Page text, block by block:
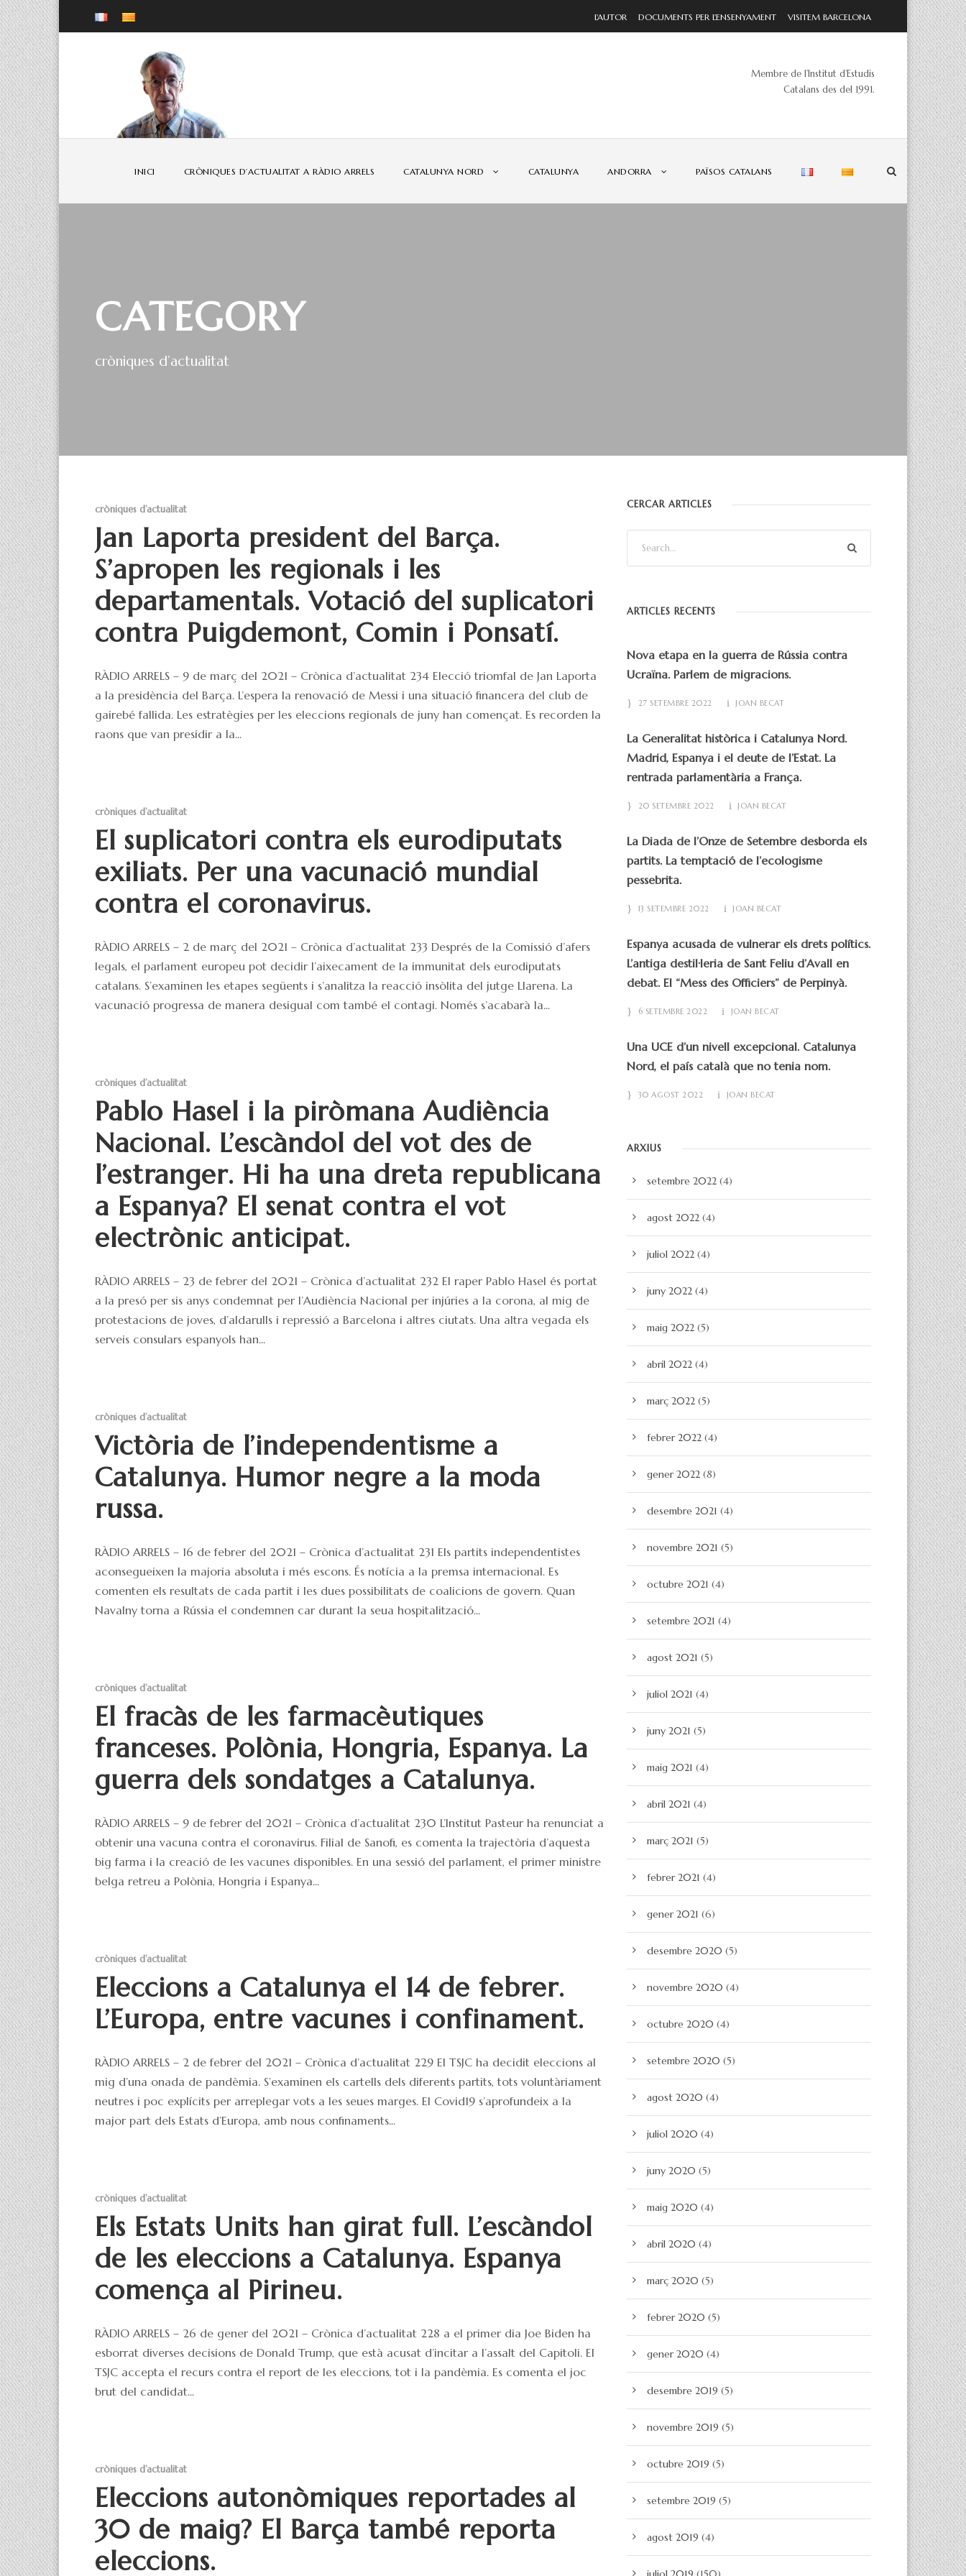
L'AUTOR DOCUMENTS PER L'ENSENYAMENT VISITEM BARCELONA
Membre de l’Institut d’Estudis
Catalans des del 1991.
INICI CRÒNIQUES D’ACTUALITAT A RÀDIO ARRELS CATALUNYA NORD CATALUNYA ANDORRA PAÏSOS CATALANS
CATEGORY
cròniques d’actualitat
cròniques d’actualitat
Jan Laporta president del Barça.
S’apropen les regionals i les
departamentals. Votació del suplicatori
contra Puigdemont, Comin i Ponsatí.
RÀDIO ARRELS – 9 de març del 2021 – Crònica d’actualitat 234 Elecció triomfal de Jan Laporta
a la presidència del Barça. L’espera la renovació de Messi i una situació financera del club de
gairebé fallida. Les estratègies per les eleccions regionals de juny han començat. Es recorden la
raons que van presidir a la...
cròniques d’actualitat
El suplicatori contra els eurodiputats
exiliats. Per una vacunació mundial
contra el coronavirus.
RÀDIO ARRELS – 2 de març del 2021 – Crònica d’actualitat 233 Després de la Comissió d’afers
legals, el parlament europeu pot decidir l’aixecament de la immunitat dels eurodiputats
catalans. S’examinen les etapes següents i s’analitza la reacció insòlita del jutge Llarena. La
vacunació progressa de manera desigual com també el contagi. Només s’acabarà la...
cròniques d’actualitat
Pablo Hasel i la piròmana Audiència
Nacional. L’escàndol del vot des de
l’estranger. Hi ha una dreta republicana
a Espanya? El senat contra el vot
electrònic anticipat.
RÀDIO ARRELS – 23 de febrer del 2021 – Crònica d’actualitat 232 El raper Pablo Hasel és portat
a la presó per sis anys condemnat per l’Audiència Nacional per injúries a la corona, al mig de
protestacions de joves, d’aldarulls i repressió a Barcelona i altres ciutats. Una altra vegada els
serveis consulars espanyols han...
cròniques d’actualitat
Victòria de l’independentisme a
Catalunya. Humor negre a la moda
russa.
RÀDIO ARRELS – 16 de febrer del 2021 – Crònica d’actualitat 231 Els partits independentistes
aconsegueixen la majoria absoluta i més escons. És notícia a la premsa internacional. Es
comenten els resultats de cada partit i les dues possibilitats de coalicions de govern. Quan
Navalny torna a Rússia el condemnen car durant la seua hospitalització...
cròniques d’actualitat
El fracàs de les farmacèutiques
franceses. Polònia, Hongria, Espanya. La
guerra dels sondatges a Catalunya.
RÀDIO ARRELS – 9 de febrer del 2021 – Crònica d’actualitat 230 L’Institut Pasteur ha renunciat a
obtenir una vacuna contra el coronavirus. Filial de Sanofi, es comenta la trajectòria d’aquesta
big farma i la creació de les vacunes disponibles. En una sessió del parlament, el primer ministre
belga retreu a Polònia, Hongria i Espanya...
cròniques d’actualitat
Eleccions a Catalunya el 14 de febrer.
L’Europa, entre vacunes i confinament.
RÀDIO ARRELS – 2 de febrer del 2021 – Crònica d’actualitat 229 El TSJC ha decidit eleccions al
mig d’una onada de pandèmia. S’examinen els cartells dels diferents partits, tots voluntàriament
neutres i poc explícits per arreplegar vots a les seues marges. El Covid19 s’aprofundeix a la
major part dels Estats d’Europa, amb nous confinaments...
cròniques d’actualitat
Els Estats Units han girat full. L’escàndol
de les eleccions a Catalunya. Espanya
comença al Pirineu.
RÀDIO ARRELS – 26 de gener del 2021 – Crònica d’actualitat 228 a el primer dia Joe Biden ha
esborrat diverses decisions de Donald Trump, que està acusat d’incitar a l’assalt del Capitoli. El
TSJC accepta el recurs contra el report de les eleccions, tot i la pandèmia. Es comenta el joc
brut del candidat...
cròniques d’actualitat
Eleccions autonòmiques reportades al
30 de maig? El Barça també reporta
eleccions.
CERCAR ARTICLES
ARTICLES RECENTS
Nova etapa en la guerra de Rússia contra
Ucraïna. Parlem de migracions.
27 SETEMBRE 2022 JOAN BECAT
La Generalitat històrica i Catalunya Nord.
Madrid, Espanya i el deute de l’Estat. La
rentrada parlamentària a França.
20 SETEMBRE 2022 JOAN BECAT
La Diada de l’Onze de Setembre desborda els
partits. La temptació de l’ecologisme
pessebrita.
13 SETEMBRE 2022 JOAN BECAT
Espanya acusada de vulnerar els drets polítics.
L’antiga destil·leria de Sant Feliu d’Avall en
debat. El “Mess des Officiers” de Perpinyà.
6 SETEMBRE 2022 JOAN BECAT
Una UCE d’un nivell excepcional. Catalunya
Nord, el país català que no tenia nom.
30 AGOST 2022 JOAN BECAT
ARXIUS
setembre 2022 (4)
agost 2022 (4)
juliol 2022 (4)
juny 2022 (4)
maig 2022 (5)
abril 2022 (4)
març 2022 (5)
febrer 2022 (4)
gener 2022 (8)
desembre 2021 (4)
novembre 2021 (5)
octubre 2021 (4)
setembre 2021 (4)
agost 2021 (5)
juliol 2021 (4)
juny 2021 (5)
maig 2021 (4)
abril 2021 (4)
març 2021 (5)
febrer 2021 (4)
gener 2021 (6)
desembre 2020 (5)
novembre 2020 (4)
octubre 2020 (4)
setembre 2020 (5)
agost 2020 (4)
juliol 2020 (4)
juny 2020 (5)
maig 2020 (4)
abril 2020 (4)
març 2020 (5)
febrer 2020 (5)
gener 2020 (4)
desembre 2019 (5)
novembre 2019 (5)
octubre 2019 (5)
setembre 2019 (5)
agost 2019 (4)